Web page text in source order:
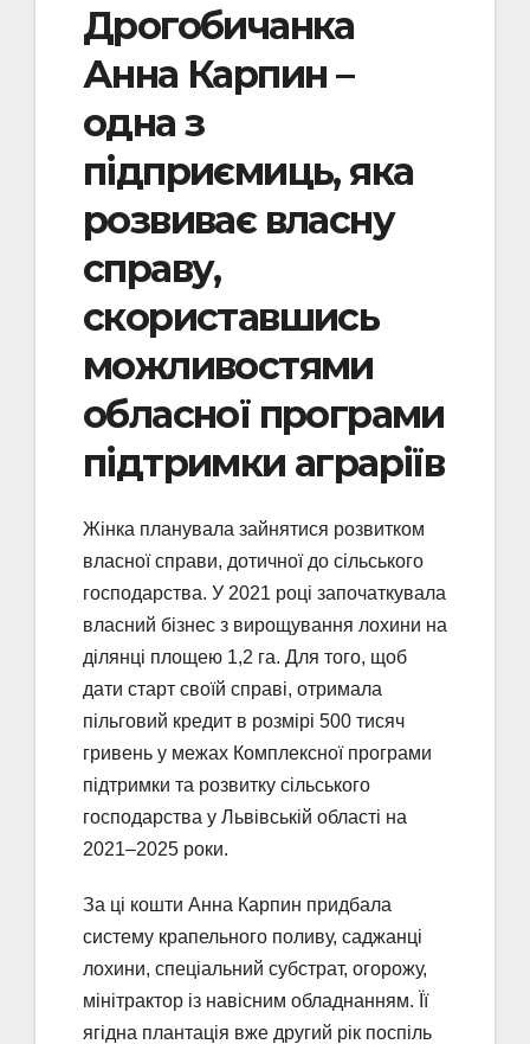
Дрогобичанка
Анна Карпин –
одна з
підприємиць, яка
розвиває власну
справу,
скориставшись
можливостями
обласної програми
підтримки аграріїв
Жінка планувала зайнятися розвитком
власної справи, дотичної до сільського
господарства. У 2021 році започаткувала
власний бізнес з вирощування лохини на
ділянці площею 1,2 га. Для того, щоб
дати старт своїй справі, отримала
пільговий кредит в розмірі 500 тисяч
гривень у межах Комплексної програми
підтримки та розвитку сільського
господарства у Львівській області на
2021–2025 роки.
За ці кошти Анна Карпин придбала
систему крапельного поливу, саджанці
лохини, спеціальний субстрат, огорожу,
мінітрактор із навісним обладнанням. Її
ягідна плантація вже другий рік поспіль